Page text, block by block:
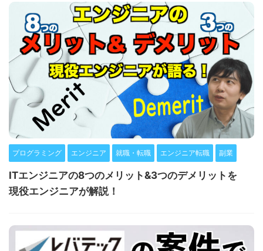
プログラミング エンジニア 就職・転職 エンジニア転職 副業
ITエンジニアの8つのメリット&3つのデメリットを
現役エンジニアが解説！